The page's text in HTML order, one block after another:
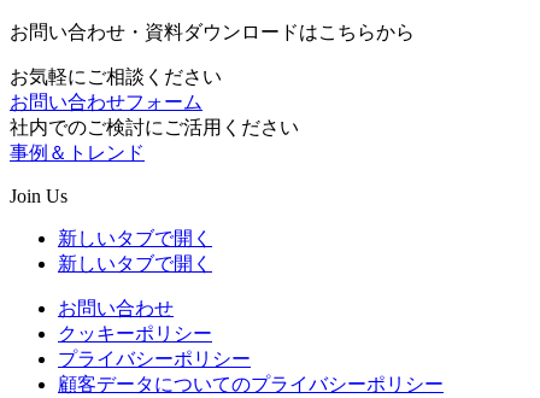
お問い合わせ・資料ダウンロードはこちらから
お気軽にご相談ください
お問い合わせフォーム
社内でのご検討にご活用ください
事例＆トレンド
Join Us
新しいタブで開く
新しいタブで開く
お問い合わせ
クッキーポリシー
プライバシーポリシー
顧客データについてのプライバシーポリシー